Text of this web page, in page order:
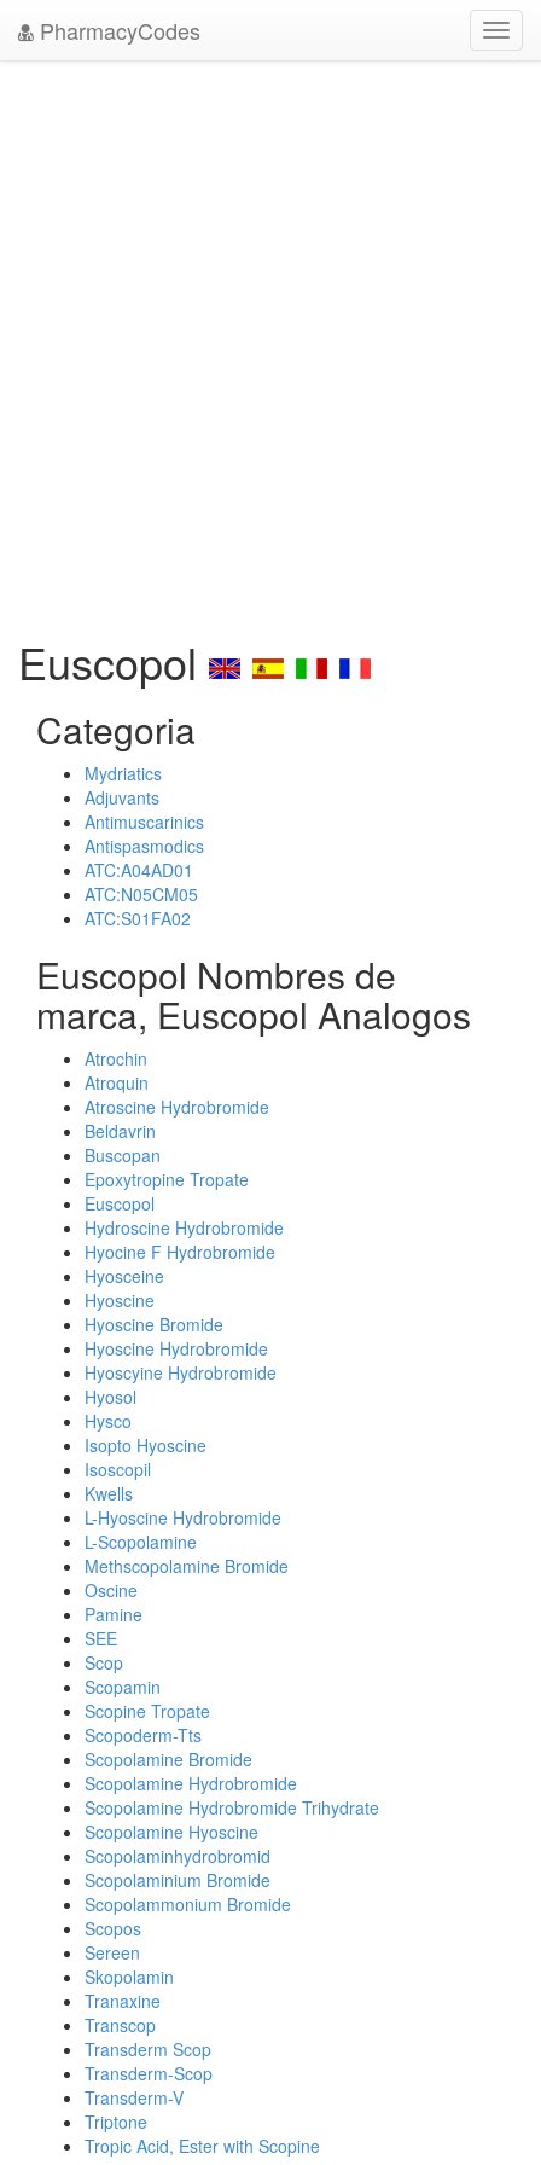
PharmacyCodes
Euscopol
Categoria
Mydriatics
Adjuvants
Antimuscarinics
Antispasmodics
ATC:A04AD01
ATC:N05CM05
ATC:S01FA02
Euscopol Nombres de
marca, Euscopol Analogos
Atrochin
Atroquin
Atroscine Hydrobromide
Beldavrin
Buscopan
Epoxytropine Tropate
Euscopol
Hydroscine Hydrobromide
Hyocine F Hydrobromide
Hyosceine
Hyoscine
Hyoscine Bromide
Hyoscine Hydrobromide
Hyoscyine Hydrobromide
Hyosol
Hysco
Isopto Hyoscine
Isoscopil
Kwells
L-Hyoscine Hydrobromide
L-Scopolamine
Methscopolamine Bromide
Oscine
Pamine
SEE
Scop
Scopamin
Scopine Tropate
Scopoderm-Tts
Scopolamine Bromide
Scopolamine Hydrobromide
Scopolamine Hydrobromide Trihydrate
Scopolamine Hyoscine
Scopolaminhydrobromid
Scopolaminium Bromide
Scopolammonium Bromide
Scopos
Sereen
Skopolamin
Tranaxine
Transcop
Transderm Scop
Transderm-Scop
Transderm-V
Triptone
Tropic Acid, Ester with Scopine